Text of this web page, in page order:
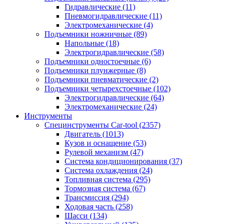
Гидравлические (11)
Пневмогидравлические (11)
Электромеханические (4)
Подъемники ножничные (89)
Напольные (18)
Электрогидравлические (58)
Подъемники одностоечные (6)
Подъемники плунжерные (8)
Подъемники пневматические (2)
Подъемники четырехстоечные (102)
Электрогидравлические (64)
Электромеханические (24)
Инструменты
Специнструменты Car-tool (2357)
Двигатель (1013)
Кузов и оснащение (53)
Рулевой механизм (47)
Система кондиционирования (37)
Система охлаждения (24)
Топливная система (295)
Тормозная система (67)
Трансмиссия (294)
Ходовая часть (258)
Шасси (134)